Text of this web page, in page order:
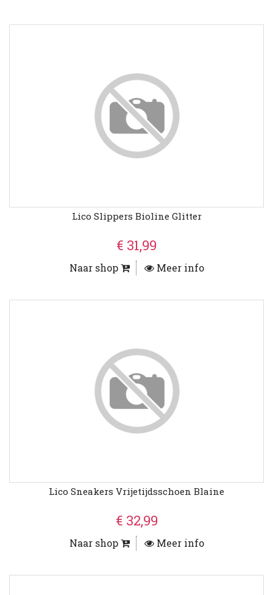
Lico Slippers Bioline Glitter
€ 31,99
Naar shop Meer info
Lico Sneakers Vrijetijdsschoen Blaine
€ 32,99
Naar shop Meer info